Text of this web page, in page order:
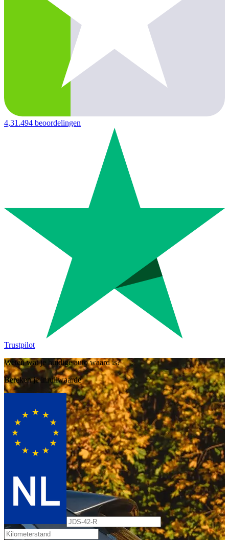
4,31.494 beoordelingen
Trustpilot
Weten wat je huidige auto waard is?
Bereken je inruilwaarde